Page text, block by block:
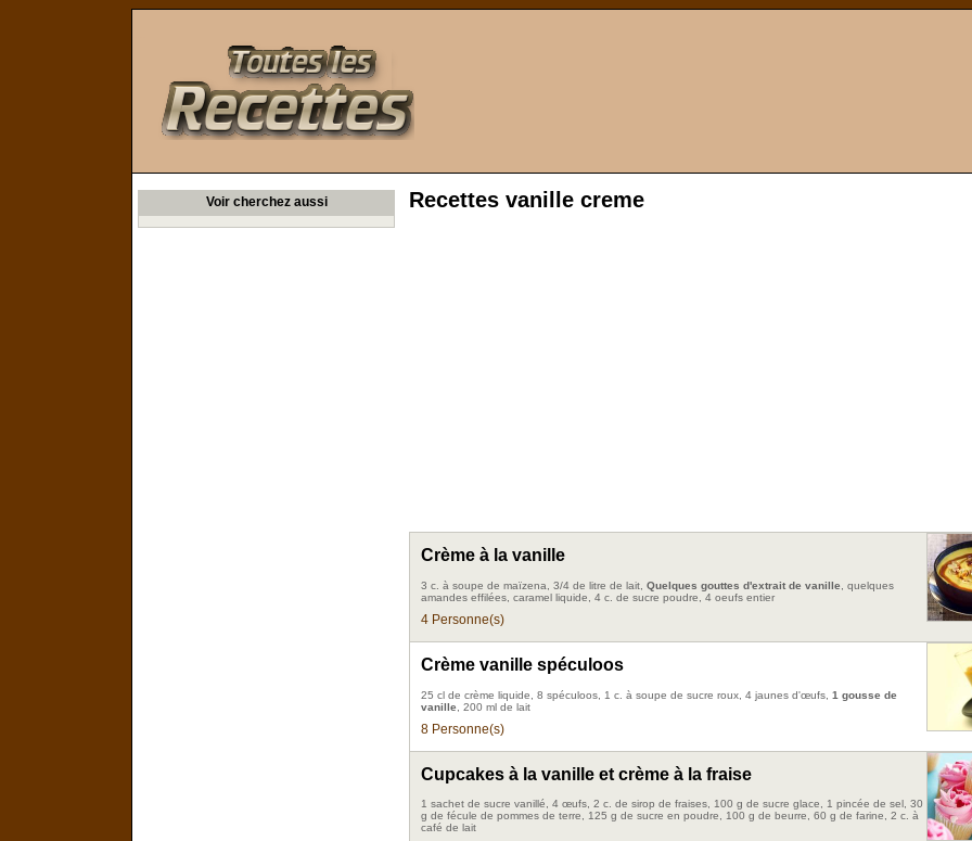
Voir cherchez aussi Recettes vanille creme
Crème à la vanille
3 c. à soupe de maïzena, 3/4 de litre de lait, Quelques gouttes d'extrait de vanille , quelques
amandes effilées, caramel liquide, 4 c. de sucre poudre, 4 oeufs entier
4 Personne(s)
Crème vanille spéculoos
25 cl de crème liquide, 8 spéculoos, 1 c. à soupe de sucre roux, 4 jaunes d'œufs, 1 gousse de
vanille , 200 ml de lait
8 Personne(s)
Cupcakes à la vanille et crème à la fraise
1 sachet de sucre vanillé, 4 œufs, 2 c. de sirop de fraises, 100 g de sucre glace, 1 pincée de sel, 30
g de fécule de pommes de terre, 125 g de sucre en poudre, 100 g de beurre, 60 g de farine, 2 c. à
café de lait